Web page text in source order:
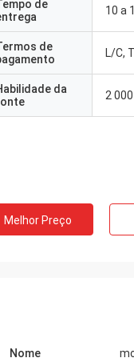
com o Norvee mais de
de
10 a
de
L/C,
da
2
Melhor Preço
Nome